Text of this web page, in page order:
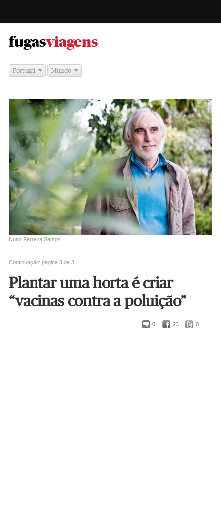
fugas -
viagens
Portugal Mundo
Nuno Ferreira Santos
Continuação: página 3 de 3
Plantar uma horta é criar
“vacinas contra a poluição”
0 23 0